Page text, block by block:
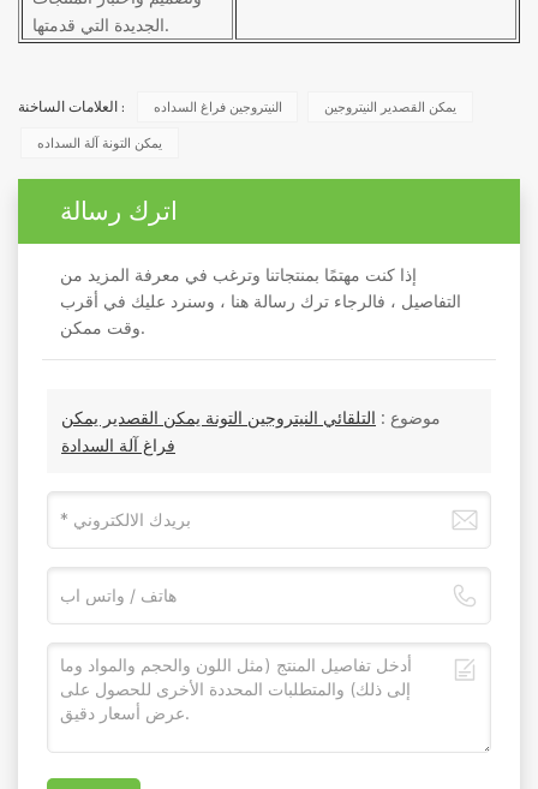
الجديدة التي قدمتها.
العلامات الساخنة : النيتروجين فراغ السداده يمكن القصدير النيتروجين
يمكن التونة آلة السداده
اترك رسالة
إذا كنت مهتمًا بمنتجاتنا وترغب في معرفة المزيد من
التفاصيل ، فالرجاء ترك رسالة هنا ، وسنرد عليك في أقرب
وقت ممكن.
موضوع : التلقائي النيتروجين التونة يمكن القصدير يمكن
فراغ آلة السدادة